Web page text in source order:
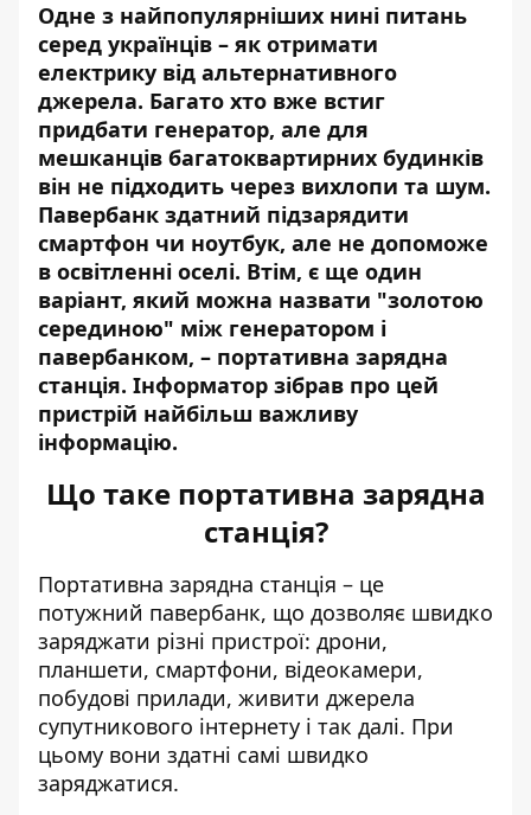
Одне з найпопулярніших нині питань
серед українців – як отримати
електрику від альтернативного
джерела. Багато хто вже встиг
придбати генератор, але для
мешканців багатоквартирних будинків
він не підходить через вихлопи та шум.
Павербанк здатний підзарядити
смартфон чи ноутбук, але не допоможе
в освітленні оселі. Втім, є ще один
варіант, який можна назвати "золотою
серединою" між генератором і
павербанком, – портативна зарядна
станція. Інформатор зібрав про цей
пристрій найбільш важливу
інформацію.
Що таке портативна зарядна
станція?
Портативна зарядна станція – це
потужний павербанк, що дозволяє швидко
заряджати різні пристрої: дрони,
планшети, смартфони, відеокамери,
побудові прилади, живити джерела
супутникового інтернету і так далі. При
цьому вони здатні самі швидко
заряджатися.